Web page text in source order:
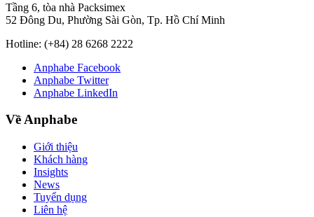
Tầng 6, tòa nhà Packsimex
52 Đông Du, Phường Sài Gòn, Tp. Hồ Chí Minh
Hotline: (+84) 28 6268 2222
Anphabe Facebook
Anphabe Twitter
Anphabe LinkedIn
Về Anphabe
Giới thiệu
Khách hàng
Insights
News
Tuyển dụng
Liên hệ